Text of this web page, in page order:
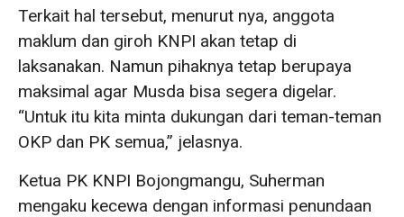
Terkait hal tersebut, menurut nya, anggota
maklum dan giroh KNPI akan tetap di
laksanakan. Namun pihaknya tetap berupaya
maksimal agar Musda bisa segera digelar.
“Untuk itu kita minta dukungan dari teman-teman
OKP dan PK semua,” jelasnya.
Ketua PK KNPI Bojongmangu, Suherman
mengaku kecewa dengan informasi penundaan